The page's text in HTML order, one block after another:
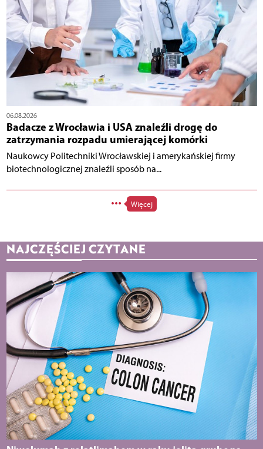
06.08.2026
Badacze z Wrocławia i USA znaleźli drogę do
zatrzymania rozpadu umierającej komórki
Naukowcy Politechniki Wrocławskiej i amerykańskiej firmy
biotechnologicznej znaleźli sposób na...
Więcej
NAJCZĘŚCIEJ CZYTANE